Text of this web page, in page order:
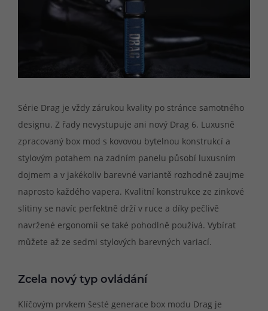
Série Drag je vždy zárukou kvality po stránce samotného
designu. Z řady nevystupuje ani nový Drag 6. Luxusně
zpracovaný box mod s kovovou bytelnou konstrukcí a
stylovým potahem na zadním panelu působí luxusním
dojmem a v jakékoliv barevné variantě rozhodně zaujme
naprosto každého vapera. Kvalitní konstrukce ze zinkové
slitiny se navíc perfektně drží v ruce a díky pečlivě
navržené ergonomii se také pohodlně používá. Vybírat
můžete až ze sedmi stylových barevných variací.
Zcela nový typ ovládání
Klíčovým prvkem šesté generace box modu Drag je